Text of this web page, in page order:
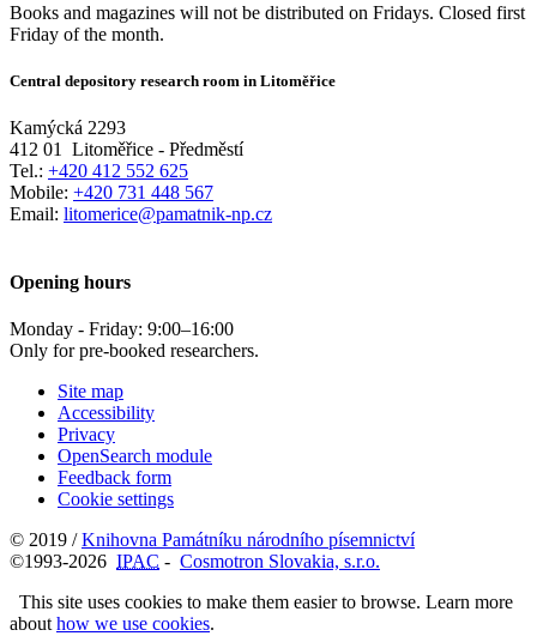
Books and magazines will not be distributed on Fridays. Closed first
Friday of the month.
Central depository research room in Litoměřice
Kamýcká 2293
412 01
Litoměřice - Předměstí
Tel.: +420 412 552 625
Mobile: +420 731 448 567
Email: litomerice@pamatnik-np.cz
Opening hours
Monday - Friday: 9:00–16:00
Only for pre-booked researchers.
Site map
Accessibility
Privacy
OpenSearch module
Feedback form
Cookie settings
© 2019 /Knihovna Památníku národního písemnictví
©1993-2026 IPAC - Cosmotron Slovakia, s.r.o.
This site uses cookies to make them easier to browse. Learn more
abouthow we use cookies.